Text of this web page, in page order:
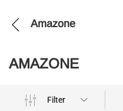
Amazone
AMAZONE
Filter